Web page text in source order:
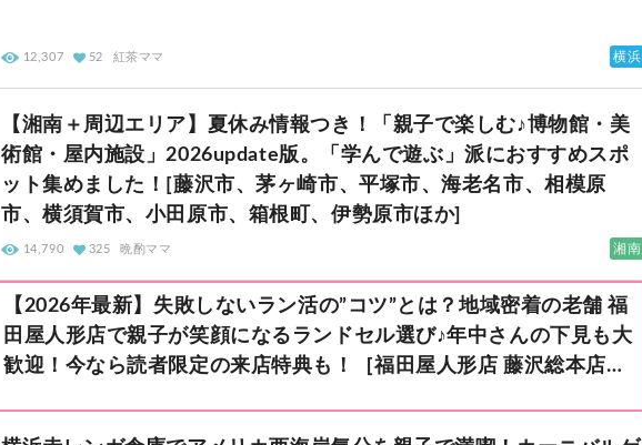
12,307 52 紅茶ママ 横浜
【湘南＋周辺エリア】夏休み情報つき！「親子で楽しむ♪博物館・美
術館・屋内施設」2026update版。「学んで遊ぶ」派におすすめスポ
ット集めました！[藤沢市、茅ヶ崎市、平塚市、海老名市、相模原
市、横須賀市、小田原市、箱根町、伊勢原市ほか]
14,790 325 晩酌ママ 湘南
【2026年最新】失敗しないラン活の”コツ”とは？地域密着の老舗 福
田屋人形店で親子が笑顔になるランドセル選び♪年中さんの下見も大
歓迎！今なら読者限定の来店特典も！［福田屋人形店 藤沢総本店・